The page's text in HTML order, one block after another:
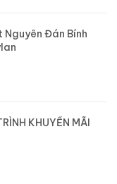
Đán Bính
KHUYẾN MÃI